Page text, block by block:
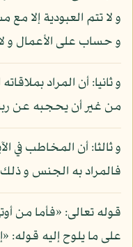
و لا تتم العبودية إلا
و حساب على الأعمال و
و ثانيا: أن المراد
من غير أن يحجبه عن
و ثالثا: أن المخاطب في
فالمراد به الجنس و
قوله تعالى: «فأما من
على ما يلوح إليه قوله: